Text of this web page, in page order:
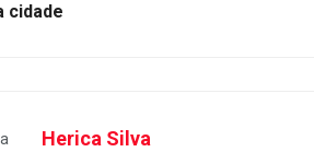
cidade
Herica Silva